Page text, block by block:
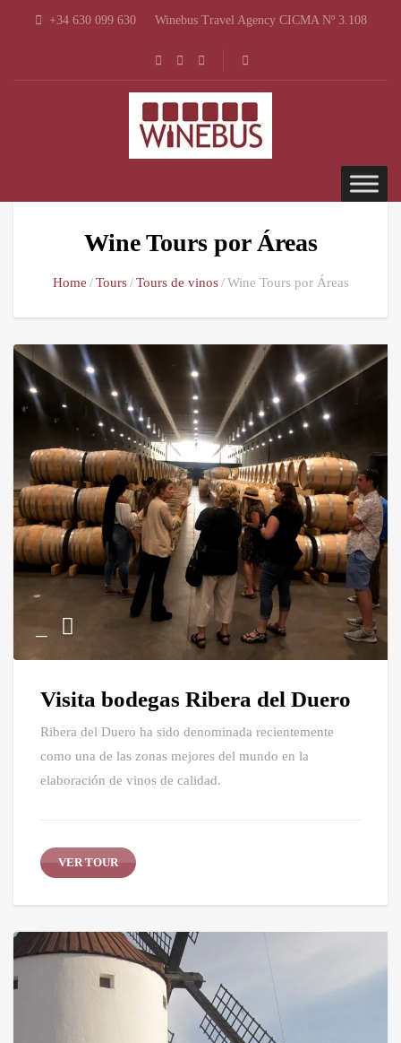
+34 630 099 630 Winebus Travel Agency CICMA Nº 3.108
Wine Tours por Áreas
Home Tours Tours de vinos Wine Tours por Áreas
Visita bodegas Ribera del Duero
Ribera del Duero ha sido denominada recientemente
como una de las zonas mejores del mundo en la
elaboración de vinos de calidad.
VER TOUR